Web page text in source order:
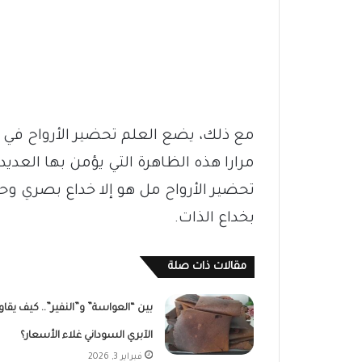
مع ذلك، يضع العلم تحضير الأرواح في
مرارا هذه الظاهرة التي يؤمن بها
تحضير الأرواح مل هو إلا خداع
بخداع الذات.
مقالات ذات صلة
بين “العواسة” و”النفير”.. كيف
الآبري السوداني غلاء الأسعار؟
فبراير 3, 2026